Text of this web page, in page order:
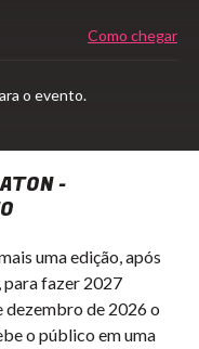
Como chegar
o evento.
-
uma edição, após
para fazer 2027
dezembro de 2026 o
o público em uma